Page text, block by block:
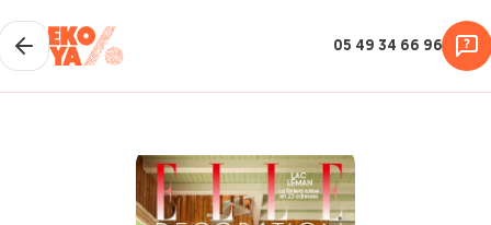
05 49 34 66 96